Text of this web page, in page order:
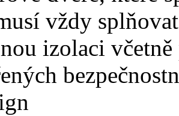
vždy
izolaci